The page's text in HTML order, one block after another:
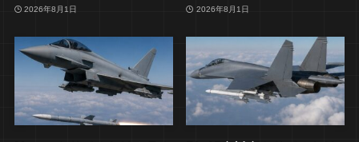
2026年8月1日 2026年8月1日